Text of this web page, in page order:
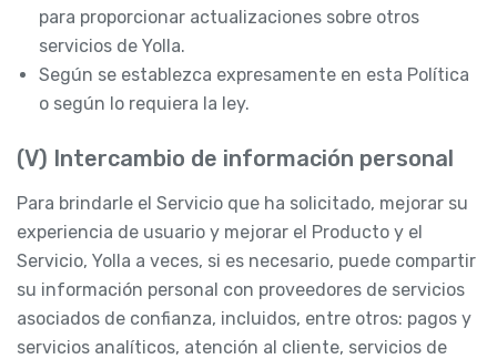
para proporcionar actualizaciones sobre otros
servicios de Yolla.
Según se establezca expresamente en esta Política
o según lo requiera la ley.
(V) Intercambio de información personal
Para brindarle el Servicio que ha solicitado, mejorar su
experiencia de usuario y mejorar el Producto y el
Servicio, Yolla a veces, si es necesario, puede compartir
su información personal con proveedores de servicios
asociados de confianza, incluidos, entre otros: pagos y
servicios analíticos, atención al cliente, servicios de